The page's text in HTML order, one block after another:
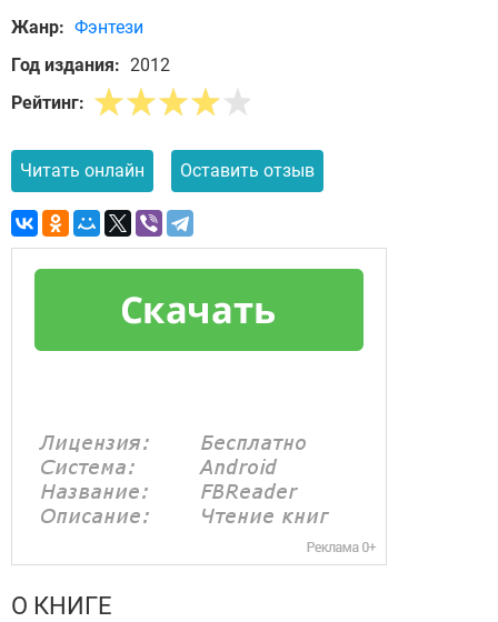
Жанр: Фэнтези
Год издания: 2012
Рейтинг:
Читать онлайн Оставить отзыв
О КНИГЕ